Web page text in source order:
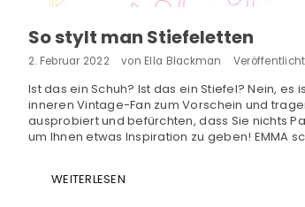
So stylt man Stiefeletten
2. Februar 2022 von Ella Blackman
Ist das ein Schuh? Ist das ein Stiefel? Nein,
inneren Vintage-Fan zum Vorschein und
ausprobiert und befürchten, dass Sie nichts
um Ihnen etwas Inspiration zu geben! EMMA
WEITERLESEN